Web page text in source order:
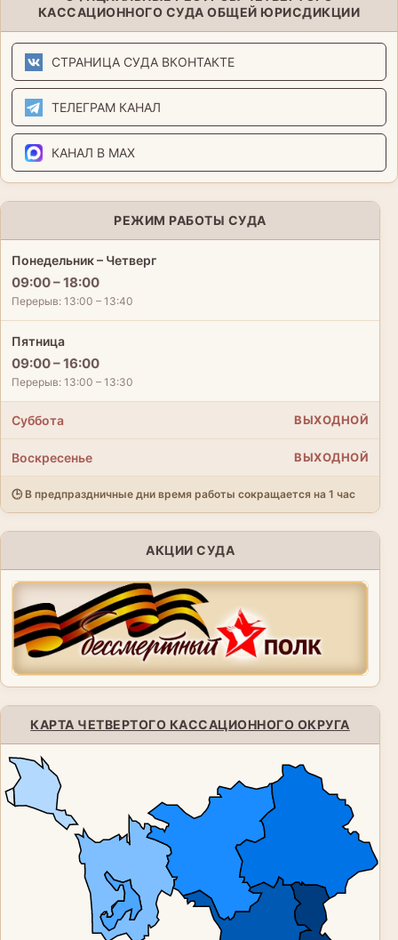
КАССАЦИОННОГО СУДА ОБЩЕЙ ЮРИСДИКЦИИ
СТРАНИЦА СУДА ВКОНТАКТЕ
ТЕЛЕГРАМ КАНАЛ
КАНАЛ В MAX
РЕЖИМ РАБОТЫ СУДА
Понедельник – Четверг
09:00 – 18:00
Перерыв: 13:00 – 13:40
Пятница
09:00 – 16:00
Перерыв: 13:00 – 13:30
Суббота ВЫХОДНОЙ
Воскресенье ВЫХОДНОЙ
🕒 В предпраздничные дни время работы сокращается на 1 час
АКЦИИ СУДА
КАРТА ЧЕТВЕРТОГО КАССАЦИОННОГО ОКРУГА